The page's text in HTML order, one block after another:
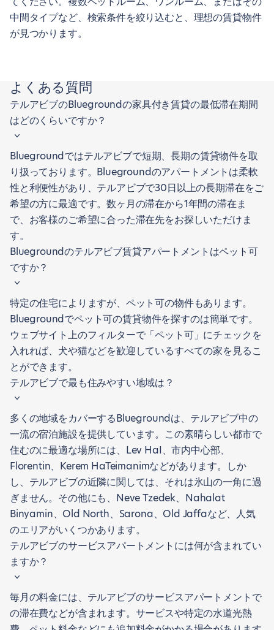
中間タイプなど、検索条件を絞り込むと、理想の賃貸物件
が見つかります。
よくある質問
テルアビブのBluegroundの家具付き賃貸の最低滞在期間
はどのくらいですか？
Bluegroundではテルアビブで短期、長期の賃貸物件を取
り扱っております。Bluegroundのアパートメントは柔軟
性と利便性があり、テルアビブで30日以上の長期滞在をご
希望の方に最適です。数ヶ月の滞在から1年間の滞在ま
で、お客様のご希望に合った滞在先をお探しいただけま
す。
Bluegroundのテルアビブ賃貸アパートメントはペット可
ですか？
特定の住宅によりますが、ペット可の物件もあります。
Bluegroundでペット可の賃貸物件を探すのは簡単です。
ウェブサイト上のフィルターで「ペット可」にチェックを
入れれば、犬や猫などを歓迎しているすべての家を見るこ
とができます。
テルアビブで最も住みやすい地域は？
多くの地域をカバーするBluegroundは、テルアビブ中の
一流の宿泊施設を提供しています。この素晴らしい都市で
住むのに最適な場所には、Lev HaI、市内中心部、
Florentin、Kerem HaTeimanimなどがあります。しか
し、テルアビブの近隣に関しては、それは氷山の一角に過
ぎません。その他にも、Neve Tzedek、Nahalat
Binyamin、Old North、Sarona、Old Jaffaなど、人気
のエリアがいくつかあります。
テルアビブのサービスアパートメントには何が含まれてい
ますか？
毎月の料金には、テルアビブのサービスアパートメントで
の滞在費などが含まれます。サービスや特定の水道光熱